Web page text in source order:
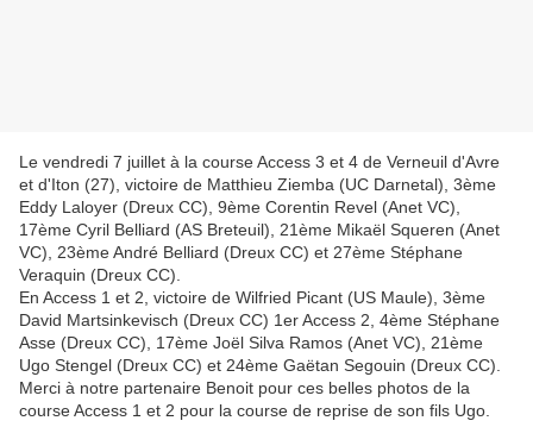
Le vendredi 7 juillet à la course Access 3 et 4 de Verneuil d'Avre
et d'Iton (27), victoire de Matthieu Ziemba (UC Darnetal), 3ème
Eddy Laloyer (Dreux CC), 9ème Corentin Revel (Anet VC),
17ème Cyril Belliard (AS Breteuil), 21ème Mikaël Squeren (Anet
VC), 23ème André Belliard (Dreux CC) et 27ème Stéphane
Veraquin (Dreux CC).
En Access 1 et 2, victoire de Wilfried Picant (US Maule), 3ème
David Martsinkevisch (Dreux CC) 1er Access 2, 4ème Stéphane
Asse (Dreux CC), 17ème Joël Silva Ramos (Anet VC), 21ème
Ugo Stengel (Dreux CC) et 24ème Gaëtan Segouin (Dreux CC).
Merci à notre partenaire Benoit pour ces belles photos de la
course Access 1 et 2 pour la course de reprise de son fils Ugo.